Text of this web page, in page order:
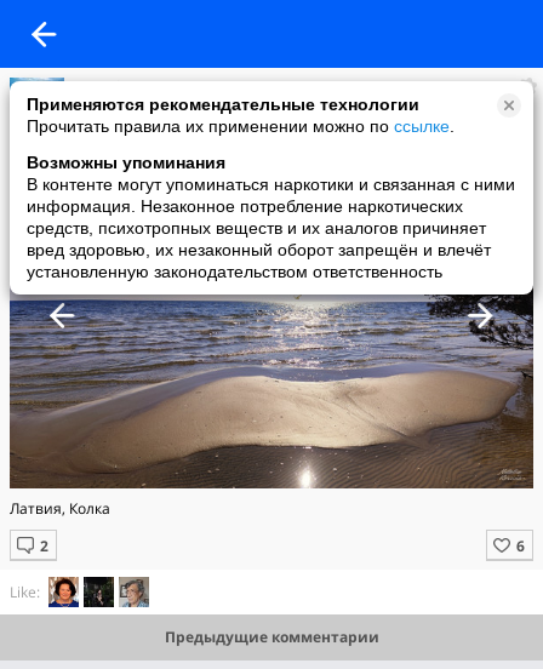
Применяются рекомендательные технологии
Прочитать правила их применении можно по ссылке
Возможны упоминания
В контенте могут упоминаться наркотики и связанная с ними
информация. Незаконное потребление наркотических
средств, психотропных веществ и их аналогов причиняет
вред здоровью, их незаконный оборот запрещён и влечёт
установленную законодательством ответственность
NataLina
added a photo
19 Sep в 16:21
Латвия, Колка
Like:
Предыдущие комментарии